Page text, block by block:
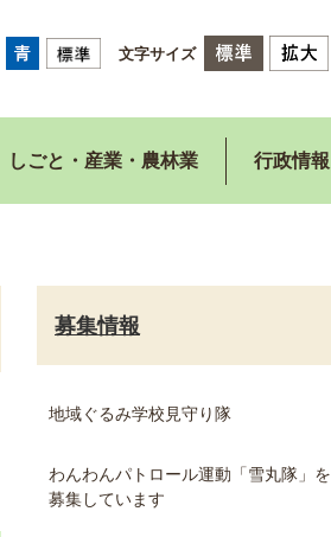
文字サイズ
しごと・産業・農林業 行政情報
募集情報
地域ぐるみ学校見守り隊
わんわんパトロール運動「雪丸隊」を
募集しています